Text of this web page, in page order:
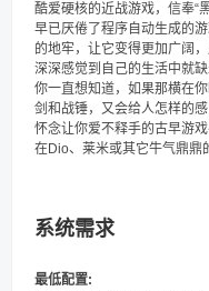
酷爱硬核的近战游戏，信奉“
早已厌倦了程序自动生成的
的地牢，让它变得更加广阔
深深感觉到自己的生活中就
你一直想知道，如果那横在
剑和战锤，又会给人怎样的
怀念让你爱不释手的古早游
在Dio、莱米或其它牛气鼎鼎
系统需求
最低配置: